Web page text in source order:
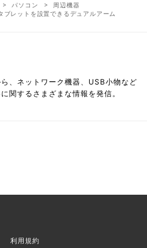
パソコン
周辺機器
レットを設置できるデュアルアーム
、ネットワーク機器、USB小物など
関するさまざまな情報を発信。
利用規約